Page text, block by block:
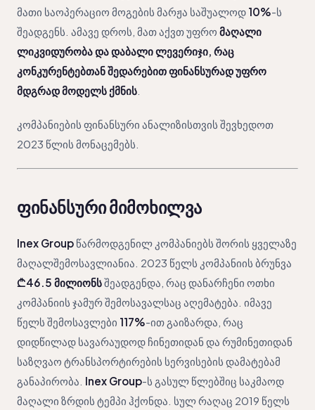
მათი საოპერაციო მოგების მარჟა საშუალოდ 10%-ს
შეადგენს. ამავე დროს, მათ აქვთ უფრო მაღალი
ლიკვიდურობა და დაბალი ლევერიჯი, რაც
კონკურენტებთან შედარებით ფინანსურად უფრო
მდგრად მოდელს ქმნის
კომპანიების ფინანსური ანალიზისთვის შევხედოთ
2023 წლის მონაცემებს.
ფინანსური მიმოხილვა
Inex Group წარმოდგენილ კომპანიებს შორის ყველაზე
მაღალშემოსავლიანია. 2023 წელს კომპანიის ბრუნვა
₾46.5 მილიონსშეადგენდა, რაც დანარჩენი ოთხი
კომპანიის ჯამურ შემოსავალსაც აღემატება. იმავე
წელს შემოსავლები 117%-ით გაიზარდა, რაც
დიდწილად სავარაუდოდ ჩინეთიდან და რუმინეთიდან
საზღვაო ტრანსპორტირების სერვისების დამატებამ
განაპირობა. Inex Group-ს გასულ წლებშიც საკმაოდ
მაღალი ზრდის ტემპი ჰქონდა. სულ რაღაც 2019 წელს